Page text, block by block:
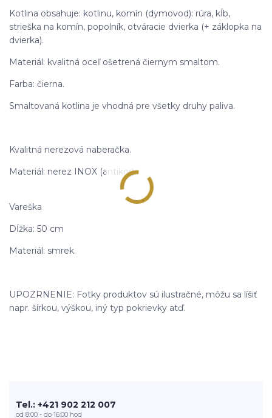
Kotlina obsahuje: kotlinu, komín (dymovod): rúra, kĺb,
strieška na komín, popolník, otváracie dvierka (+ záklopka na
dvierka).
Materiál: kvalitná oceľ ošetrená čiernym smaltom.
Farba: čierna.
Smaltovaná kotlina je vhodná pre všetky druhy paliva.
Kvalitná nerezová naberačka.
Materiál: nerez INOX (antikor).
Vareška
Dĺžka: 50 cm
Materiál: smrek.
UPOZRNENIE: Fotky produktov sú ilustračné, môžu sa líšiť
napr. šírkou, výškou, iný typ pokrievky atď.
Tel.: +421 902 212 007
od 8:00 - do 16:00 hod